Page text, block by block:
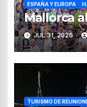
ESPAÑA Y EUROPA
Mallorca
JUL 31, 2026
TURISMO DE